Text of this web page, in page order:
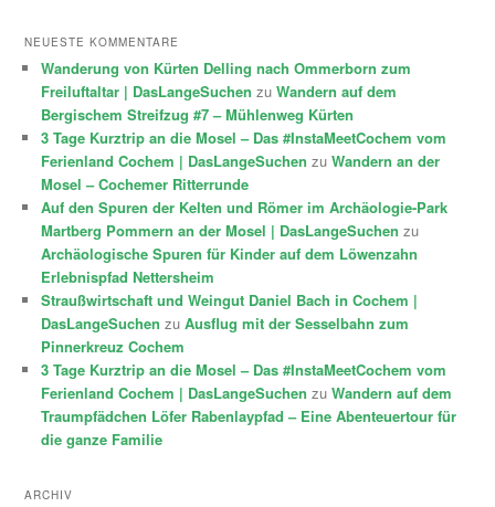
NEUESTE KOMMENTARE
Wanderung von Kürten Delling nach Ommerborn zum
Freiluftaltar | DasLangeSuchen zuWandern auf dem
Bergischem Streifzug #7 – Mühlenweg Kürten
3 Tage Kurztrip an die Mosel – Das #InstaMeetCochem vom
Ferienland Cochem | DasLangeSuchen zuWandern an der
Mosel – Cochemer Ritterrunde
Auf den Spuren der Kelten und Römer im Archäologie-Park
Martberg Pommern an der Mosel | DasLangeSuchen zu
Archäologische Spuren für Kinder auf dem Löwenzahn
Erlebnispfad Nettersheim
Straußwirtschaft und Weingut Daniel Bach in Cochem |
DasLangeSuchen zuAusflug mit der Sesselbahn zum
Pinnerkreuz Cochem
3 Tage Kurztrip an die Mosel – Das #InstaMeetCochem vom
Ferienland Cochem | DasLangeSuchen zuWandern auf dem
Traumpfädchen Löfer Rabenlaypfad – Eine Abenteuertour für
die ganze Familie
ARCHIV